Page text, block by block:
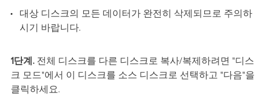
대상 디스크의 모든 데이터가 완전히 삭제되므로 주의하
시기 바랍니다.
1단계.전체 디스크를 다른 디스크로 복사/복제하려면 "디스
크 모드"에서 이 디스크를 소스 디스크로 선택하고 "다음"을
클릭하세요.